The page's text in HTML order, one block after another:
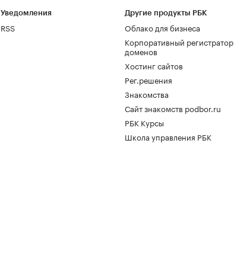
Уведомления
RSS
Другие продукты РБК
Облако для бизнеса
Корпоративный регистратор
доменов
Хостинг сайтов
Рег.решения
Знакомства
Сайт знакомств podbor.ru
РБК Курсы
Школа управления РБК